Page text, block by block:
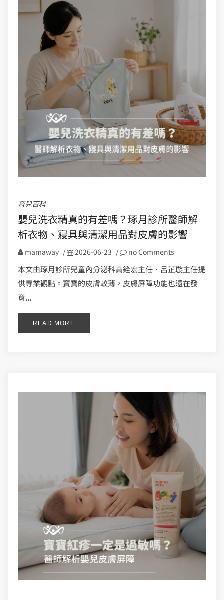
育兒百科
嬰兒洗衣精真的有差嗎？琢月診所醫師解
析衣物、寢具與清潔用品對皮膚的影響
mamaway / 2026-06-23 / no Comments
本文由琢月診所兒童內分泌科高銓宏主任、呂芷璇主任提
供專業觀點。寶寶的皮膚較薄，皮膚屏障功能也還在發
育...
READ MORE